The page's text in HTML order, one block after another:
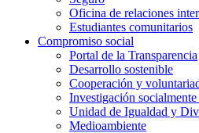
Oficina de relaciones
Estudiantes comunitarios
Compromiso social
Portal de la Transparencia
Desarrollo sostenible
Cooperación y
Investigación
Unidad de Igualdad y
Medioambiente